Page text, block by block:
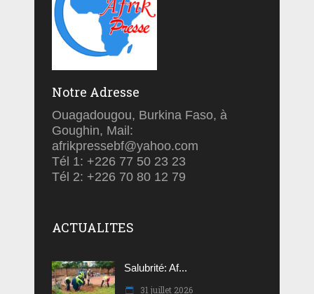
Notre Adresse
Ouagadougou, Burkina Faso, à
Goughin, Mail:
afrikpressebf@yahoo.com
Tél 1: +226 77 50 23 23
Tél 2: +226 70 80 12 79
ACTUALITES
Salubrité: Af...
31 juillet 2026